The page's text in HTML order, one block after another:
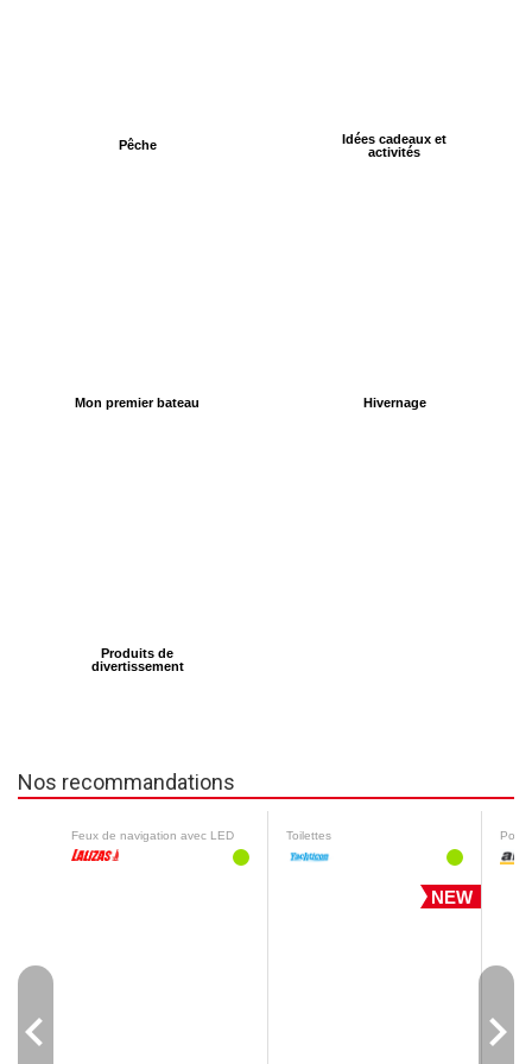
Pêche
Idées cadeaux et
activités
Mon premier bateau Hivernage
Produits de
divertissement
Nos recommandations
Feux de navigation avec LED Toilettes
NEW
navigate_before navigate_next